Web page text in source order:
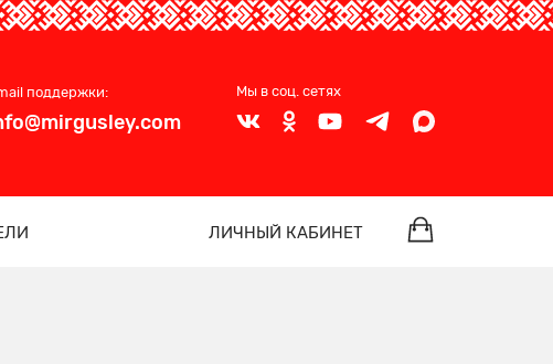
поддержки: Мы в соц. сетях
ЛИЧНЫЙ КАБИНЕТ